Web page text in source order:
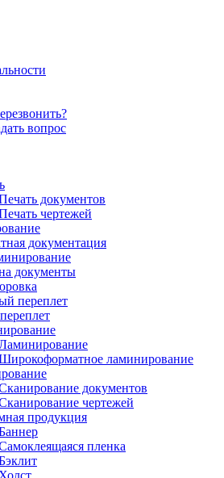
вопрос
документов
чертежей
документация
документы
переплет
ламинирование
документов
чертежей
продукция
пленка
Холст